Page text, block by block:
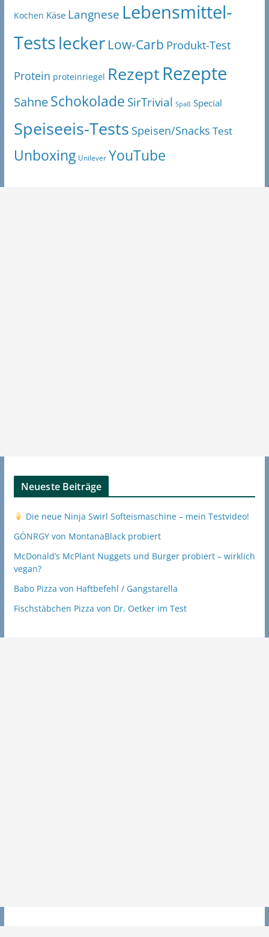
Kochen Käse Langnese Lebensmittel-
Testslecker Low-Carb Produkt-Test
Protein proteinriegel RezeptRezepte
SahneSchokolade SirTrivial Spaß Special
Speiseeis-Tests Speisen/Snacks Test
Unboxing Unilever YouTube
Neueste Beiträge
Die neue Ninja Swirl Softeismaschine – mein Testvideo!
GÖNRGY von MontanaBlack probiert
McDonald’s McPlant Nuggets und Burger probiert – wirklich
vegan?
Babo Pizza von Haftbefehl / Gangstarella
Fischstäbchen Pizza von Dr. Oetker im Test